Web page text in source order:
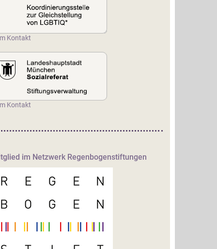
Kontakt
Kontakt
im Netzwerk Regenbogenstiftungen